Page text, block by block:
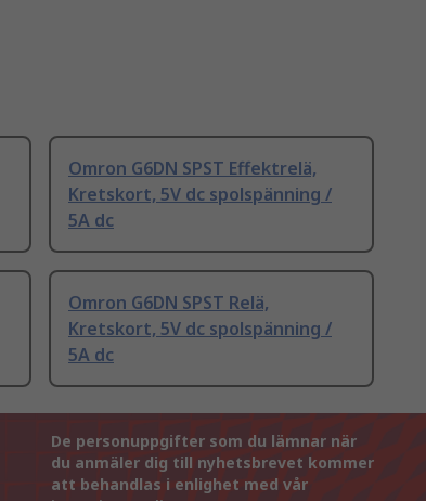
Omron G6DN SPST Effektrelä,
Kretskort, 5V dc spolspänning /
5A dc
Omron G6DN SPST Relä,
Kretskort, 5V dc spolspänning /
5A dc
De personuppgifter som du lämnar när
du anmäler dig till nyhetsbrevet kommer
att behandlas i enlighet med vår